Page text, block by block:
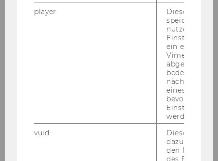
Wirtschaftsinformatik und Neue
player
Dieses Cookie
speichert
ein
Vimeo-Video
abgespielt
bedeutet,
nächsten
eines Vimeo-
bevorzugten
werden.
vuid
Dieser
dazu
den
des